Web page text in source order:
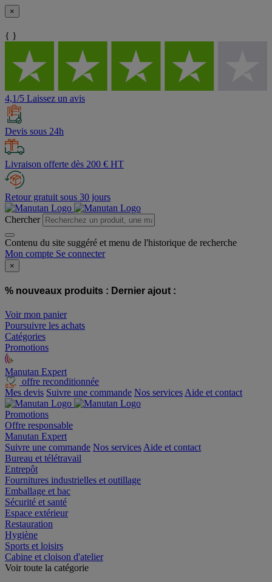
×
{ }
4,1/5 Laissez un avis
Devis sous 24h
Livraison offerte dès 200 € HT
Retour gratuit sous 30 jours
Chercher
Contenu du site suggéré et menu de l'historique de recherche
Mon compte Se connecter
×
% nouveaux produits : Dernier ajout :
Voir mon panier
Poursuivre les achats
Catégories
Promotions
Manutan Expert
offre reconditionnée
Mes devis Suivre une commande Nos services Aide et contact
Promotions
Offre responsable
Manutan Expert
Suivre une commande Nos services Aide et contact
Bureau et télétravail
Entrepôt
Fournitures industrielles et outillage
Emballage et bac
Sécurité et santé
Espace extérieur
Restauration
Hygiène
Sports et loisirs
Cabine et cloison d'atelier
Voir toute la catégorie